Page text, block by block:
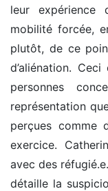
leur
mobilité forcée,
plutôt, de ce
d’aliénation.
personnes
représentation
perçues comme
exercice.
avec des
détaille la